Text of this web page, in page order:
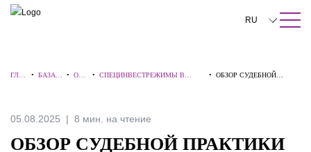
ПОИСК ПО САЙТУ Закрыть
RU
中文
ГЛА
•БАЗА
•ОБЗ
• СПЕЦИНВЕСТРЕЖИМЫ В
• ОБЗОР СУДЕБНОЙ
05.08.2025 8 мин. на чтение
ОБЗОР СУДЕБНОЙ ПРАКТИКИ